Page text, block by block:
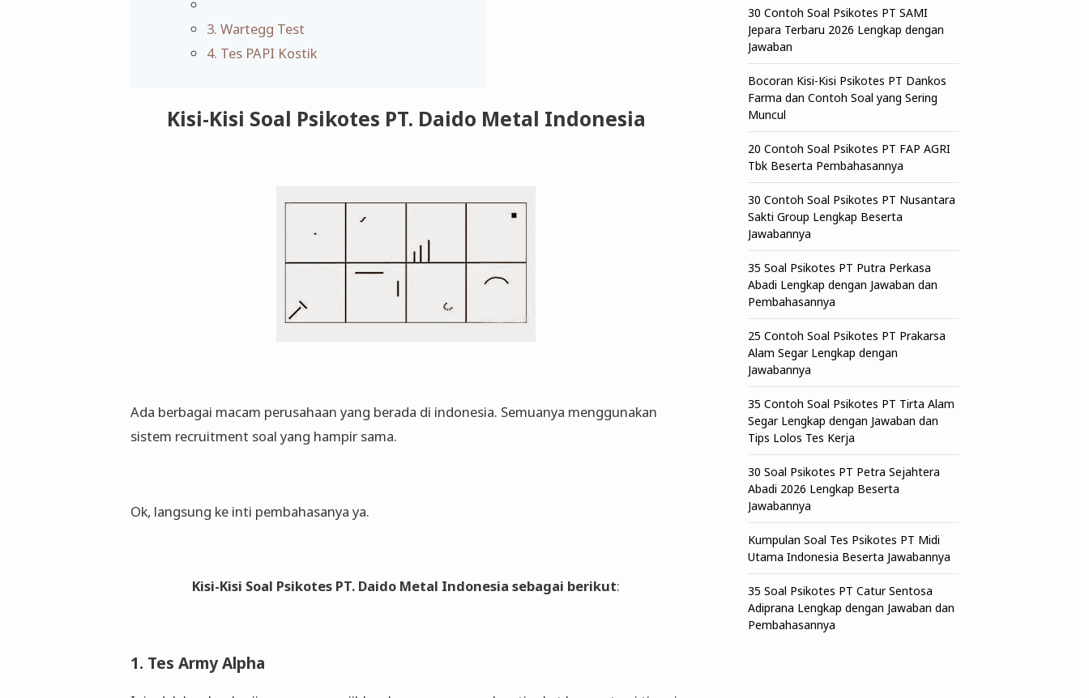
3. Wartegg Test
4. Tes PAPI Kostik
Kisi-Kisi Soal Psikotes PT. Daido Metal Indonesia
Ada berbagai macam perusahaan yang berada di indonesia. Semuanya menggunakan
sistem recruitment soal yang hampir sama.
Ok, langsung ke inti pembahasanya ya.
Kisi-Kisi Soal Psikotes PT. Daido Metal Indonesia sebagai berikut:
1. Tes Army Alpha
30 Contoh Soal Psikotes PT SAMI
Jepara Terbaru 2026 Lengkap dengan
Jawaban
Bocoran Kisi-Kisi Psikotes PT Dankos
Farma dan Contoh Soal yang Sering
Muncul
20 Contoh Soal Psikotes PT FAP AGRI
Tbk Beserta Pembahasannya
30 Contoh Soal Psikotes PT Nusantara
Sakti Group Lengkap Beserta
Jawabannya
35 Soal Psikotes PT Putra Perkasa
Abadi Lengkap dengan Jawaban dan
Pembahasannya
25 Contoh Soal Psikotes PT Prakarsa
Alam Segar Lengkap dengan
Jawabannya
35 Contoh Soal Psikotes PT Tirta Alam
Segar Lengkap dengan Jawaban dan
Tips Lolos Tes Kerja
30 Soal Psikotes PT Petra Sejahtera
Abadi 2026 Lengkap Beserta
Jawabannya
Kumpulan Soal Tes Psikotes PT Midi
Utama Indonesia Beserta Jawabannya
35 Soal Psikotes PT Catur Sentosa
Adiprana Lengkap dengan Jawaban dan
Pembahasannya